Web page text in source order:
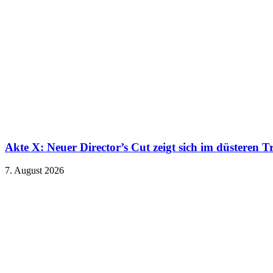
Akte X: Neuer Director’s Cut zeigt sich im düsteren
7. August 2026